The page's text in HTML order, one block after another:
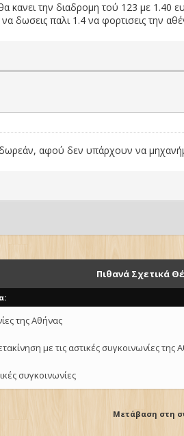
την διαδρομη τού 123 με 1.40
δωσεις παλι 1.4 να φορτισεις την
αφού δεν υπάρχουν να
Πιθανά Σχετικά
της Αθήνας
με τις αστικές συγκοινωνίες της
συγκοινωνίες
Μετάβαση στη